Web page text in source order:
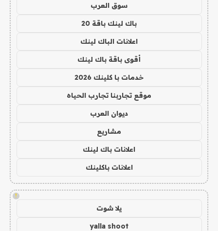
سوق العرب
باك لينك باقة 20
اعلانات الباك لينك
أقوى باقة باك لينك
خدمات با كلينك 2026
موقع تجاربنا تجارب الحياه
ديوان العرب
مشاريع
اعلانات باك لينك
اعلانات باكلينك
!
يلا شوت
yalla shoot